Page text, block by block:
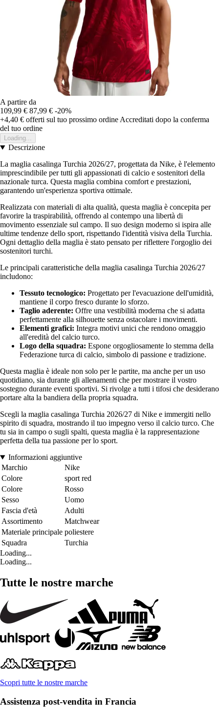
A partire da
109,99 € 87,99 € -20%
+4,40 € offerti sul tuo prossimo ordine Accreditati dopo la conferma
del tuo ordine
Loading...
Descrizione
La maglia casalinga Turchia 2026/27, progettata da Nike, è l'elemento
imprescindibile per tutti gli appassionati di calcio e sostenitori della
nazionale turca. Questa maglia combina comfort e prestazioni,
garantendo un'esperienza sportiva ottimale.
Realizzata con materiali di alta qualità, questa maglia è concepita per
favorire la traspirabilità, offrendo al contempo una libertà di
movimento essenziale sul campo. Il suo design moderno si ispira alle
ultime tendenze dello sport, rispettando l'identità visiva della Turchia.
Ogni dettaglio della maglia è stato pensato per riflettere l'orgoglio dei
sostenitori turchi.
Le principali caratteristiche della maglia casalinga Turchia 2026/27
includono:
Tessuto tecnologico: Progettato per l'evacuazione dell'umidità,
mantiene il corpo fresco durante lo sforzo.
Taglio aderente: Offre una vestibilità moderna che si adatta
perfettamente alla silhouette senza ostacolare i movimenti.
Elementi grafici: Integra motivi unici che rendono omaggio
all'eredità del calcio turco.
Logo della squadra: Espone orgogliosamente lo stemma della
Federazione turca di calcio, simbolo di passione e tradizione.
Questa maglia è ideale non solo per le partite, ma anche per un uso
quotidiano, sia durante gli allenamenti che per mostrare il vostro
sostegno durante eventi sportivi. Si rivolge a tutti i tifosi che desiderano
portare alta la bandiera della propria squadra.
Scegli la maglia casalinga Turchia 2026/27 di Nike e immergiti nello
spirito di squadra, mostrando il tuo impegno verso il calcio turco. Che
tu sia in campo o sugli spalti, questa maglia è la rappresentazione
perfetta della tua passione per lo sport.
Informazioni aggiuntive
Marchio
Nike
Colore
sport red
Colore
Rosso
Sesso
Uomo
Fascia d'età
Adulti
Assortimento
Matchwear
Materiale principale poliestere
Squadra
Turchia
Loading...
Loading...
Tutte le nostre marche
Scopri tutte le nostre marche
Assistenza post-vendita in Francia